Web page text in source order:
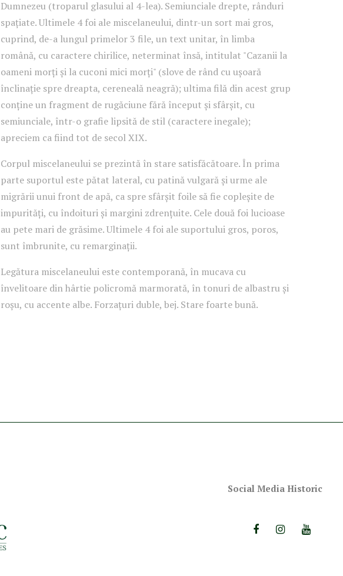
Dumnezeu (troparul glasului al 4-lea). Semiunciale drepte, rânduri
spațiate. Ultimele 4 foi ale miscelaneului, dintr-un sort mai gros,
cuprind, de-a lungul primelor 3 file, un text unitar, în limba
română, cu caractere chirilice, neterminat însă, intitulat "Cazanii la
oameni morți și la cuconi mici morți" (slove de rând cu ușoară
înclinație spre dreapta, cereneală neagră); ultima filă din acest grup
conține un fragment de rugăciune fără început și sfârșit, cu
semiunciale, într-o grafie lipsită de stil (caractere inegale);
apreciem ca fiind tot de secol XIX.
Corpul miscelaneului se prezintă în stare satisfăcătoare. În prima
parte suportul este pătat lateral, cu patină vulgară și urme ale
migrării unui front de apă, ca spre sfârșit foile să fie copleșite de
impurități, cu îndoituri și margini zdrențuite. Cele două foi lucioase
au pete mari de grăsime. Ultimele 4 foi ale suportului gros, poros,
sunt îmbrunite, cu remarginații.
Legătura miscelaneului este contemporană, în mucava cu
învelitoare din hârtie policromă marmorată, în tonuri de albastru și
roșu, cu accente albe. Forzațuri duble, bej. Stare foarte bună.
Social Media Historic